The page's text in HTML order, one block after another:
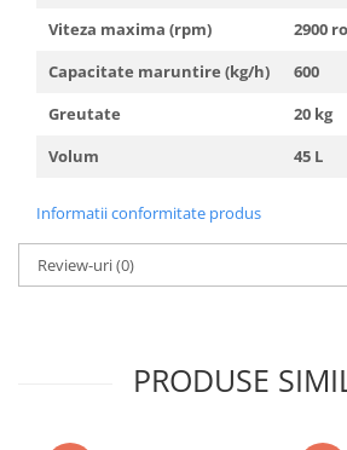
Viteza maxima (rpm)
2900
Capacitate maruntire (kg/h)
600
Greutate
20 kg
Volum
45 L
Informatii conformitate produs
Review-uri(0)
PRODUSE